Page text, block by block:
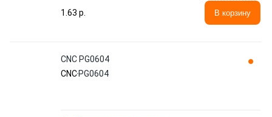
1.63 p.
В корзину
CNC PG0604
CNC PG0604